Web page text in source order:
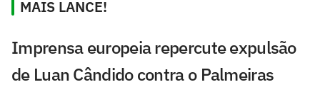
MAIS LANCE!
Imprensa europeia repercute expulsão
de Luan Cândido contra o Palmeiras